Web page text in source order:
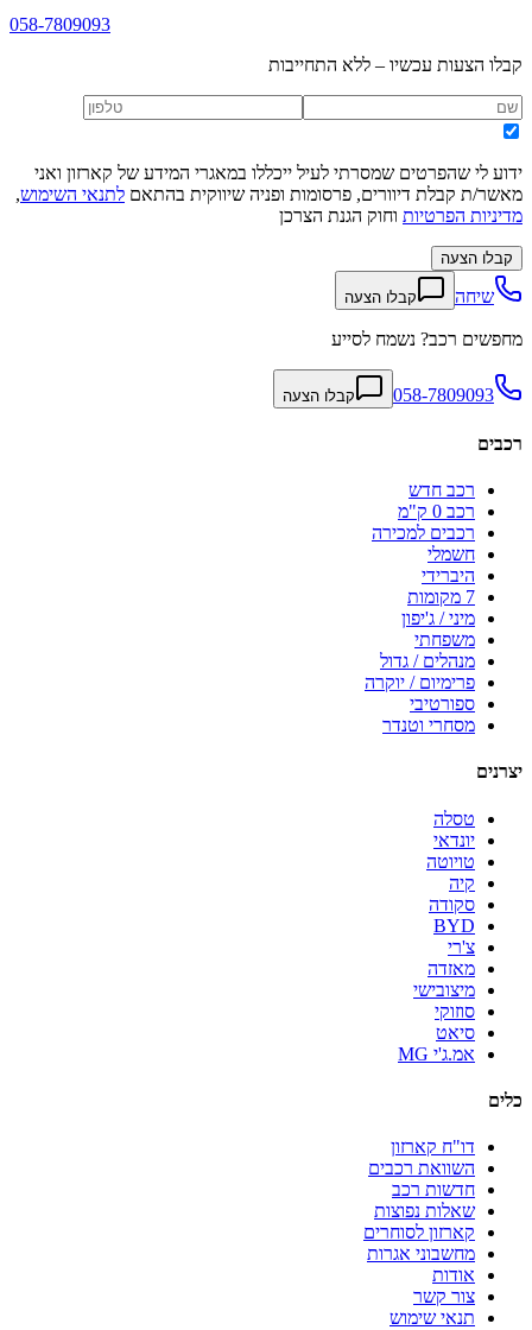
058-7809093
קבלו הצעות עכשיו – ללא התחייבות
ידוע לי שהפרטים שמסרתי לעיל ייכללו במאגרי המידע של קארזון ואני
מאשר/ת קבלת דיוורים, פרסומות ופניה שיווקית בהתאם לתנאי השימוש,
מדיניות הפרטיות וחוק הגנת הצרכן
קבלו הצעה
שיחה קבלו הצעה
מחפשים רכב? נשמח לסייע
058-7809093 קבלו הצעה
רכבים
רכב חדש
רכב 0 ק"מ
רכבים למכירה
חשמלי
היברידי
7 מקומות
מיני / ג'יפון
משפחתי
מנהלים / גדול
פרימיום / יוקרה
ספורטיבי
מסחרי וטנדר
יצרנים
טסלה
יונדאי
טויוטה
קיה
סקודה
BYD
צ'רי
מאזדה
מיצובישי
סוזוקי
סיאט
אמ.ג'י MG
כלים
דו"ח קארזון
השוואת רכבים
חדשות רכב
שאלות נפוצות
קארזון לסוחרים
מחשבוני אגרות
אודות
צור קשר
תנאי שימוש